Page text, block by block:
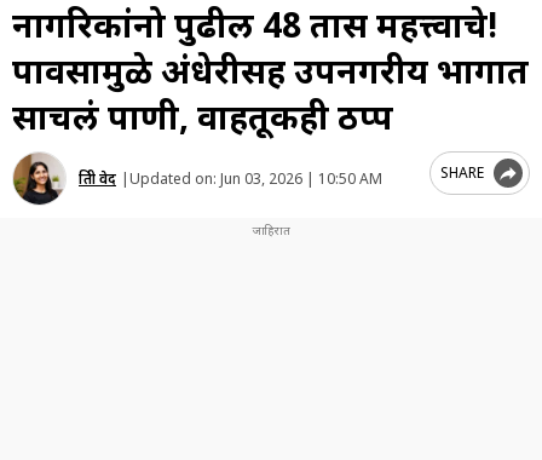
नागरिकांनो पुढील 48 तास महत्त्वाचे!
पावसामुळे अंधेरीसह उपनगरीय भागात
साचलं पाणी, वाहतूकही ठप्प
प्रिती वेद |Updated on: Jun 03, 2026 | 10:50 AM SHARE